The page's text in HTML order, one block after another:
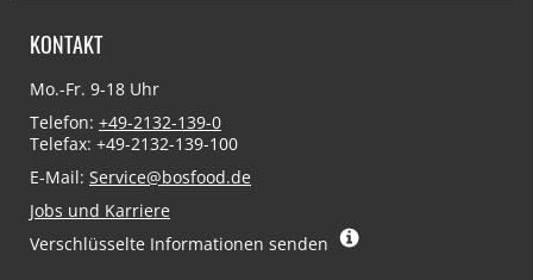
KONTAKT
Mo.-Fr. 9-18 Uhr
Telefon: +49-2132-139-0
Telefax: +49-2132-139-100
E-Mail: Service@bosfood.de
Jobs und Karriere
Verschlüsselte Informationen senden